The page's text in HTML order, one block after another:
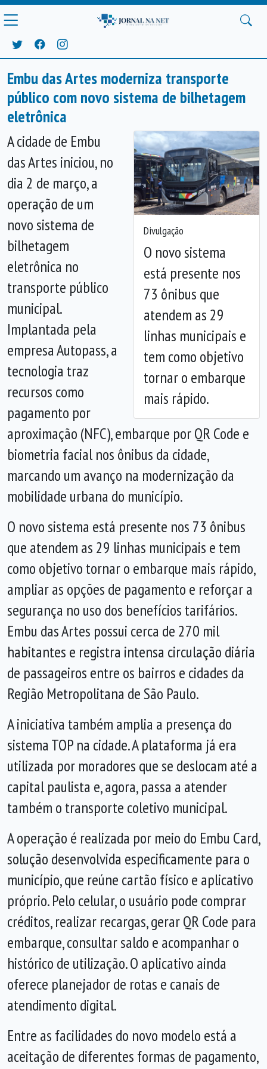
Embu das Artes moderniza transporte
público com novo sistema de bilhetagem
eletrônica
Divulgação
O novo sistema
está presente nos
73 ônibus que
atendem as 29
linhas municipais e
tem como objetivo
tornar o embarque
mais rápido.
Anterior
A cidade de Embu
das Artes iniciou, no
dia 2 de março, a
operação de um
novo sistema de
bilhetagem
eletrônica no
transporte público
municipal.
Implantada pela
empresa Autopass, a
tecnologia traz
recursos como
pagamento por
aproximação (NFC), embarque por QR Code e
biometria facial nos ônibus da cidade,
marcando um avanço na modernização da
mobilidade urbana do município.
O novo sistema está presente nos 73 ônibus
que atendem as 29 linhas municipais e tem
como objetivo tornar o embarque mais rápido,
ampliar as opções de pagamento e reforçar a
segurança no uso dos benefícios tarifários.
Embu das Artes possui cerca de 270 mil
habitantes e registra intensa circulação diária
de passageiros entre os bairros e cidades da
Região Metropolitana de São Paulo.
A iniciativa também amplia a presença do
sistema TOP na cidade. A plataforma já era
utilizada por moradores que se deslocam até a
capital paulista e, agora, passa a atender
também o transporte coletivo municipal.
A operação é realizada por meio do Embu Card,
solução desenvolvida especificamente para o
município, que reúne cartão físico e aplicativo
próprio. Pelo celular, o usuário pode comprar
créditos, realizar recargas, gerar QR Code para
embarque, consultar saldo e acompanhar o
histórico de utilização. O aplicativo ainda
oferece planejador de rotas e canais de
atendimento digital.
Entre as facilidades do novo modelo está a
aceitação de diferentes formas de pagamento,